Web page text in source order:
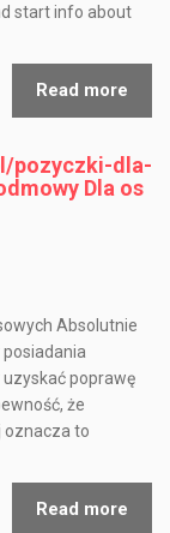
start info about
Read more
pozyczki-dla-
Dla os
Absolutnie
poprawę
że
oznacza to
Read more